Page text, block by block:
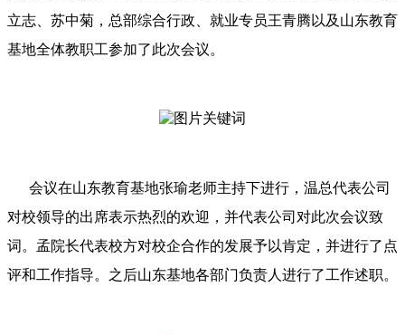
立志、苏中菊，总部综合行政、就业专员王青腾以及山东教育
基地全体教职工参加了此次会议。
会议在山东教育基地张瑜老师主持下进行，温总代表公司
对校领导的出席表示热烈的欢迎，并代表公司对此次会议致
词。孟院长代表校方对校企合作的发展予以肯定，并进行了点
评和工作指导。之后山东基地各部门负责人进行了工作述职。